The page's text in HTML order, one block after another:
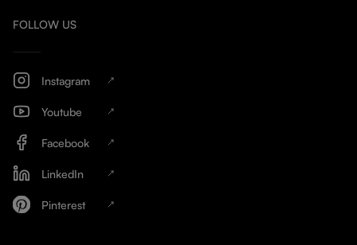
FOLLOW US
Instagram
Youtube
Facebook
LinkedIn
Pinterest